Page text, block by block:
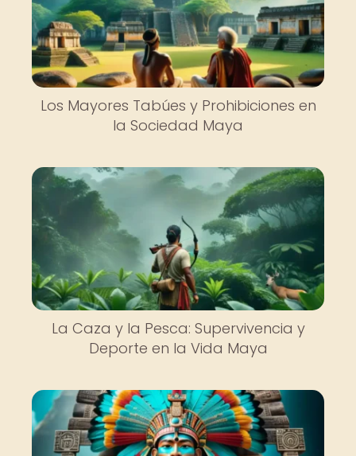
Los Mayores Tabúes y Prohibiciones en
la Sociedad Maya
La Caza y la Pesca: Supervivencia y
Deporte en la Vida Maya